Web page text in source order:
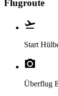
Flugroute
Start
Überflug